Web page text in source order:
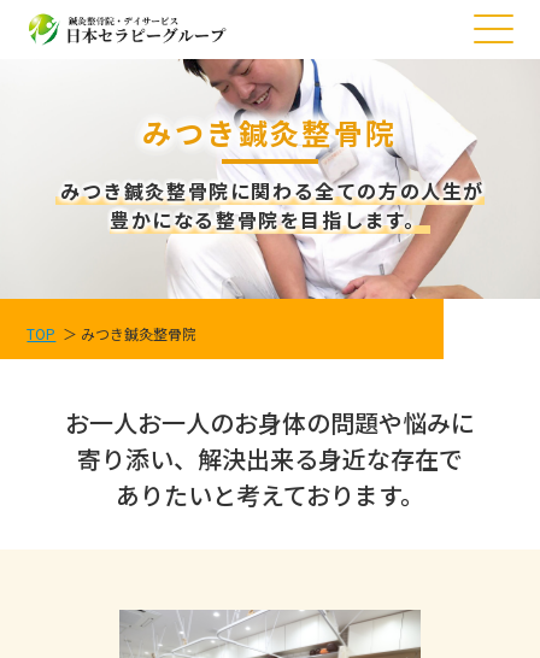
みつき鍼灸整骨院
みつき鍼灸整骨院に関わる全ての方の人生が
豊かになる整骨院を目指します。
TOP みつき鍼灸整骨院
お一人お一人のお身体の問題や悩みに
寄り添い、解決出来る身近な存在で
ありたいと考えております。